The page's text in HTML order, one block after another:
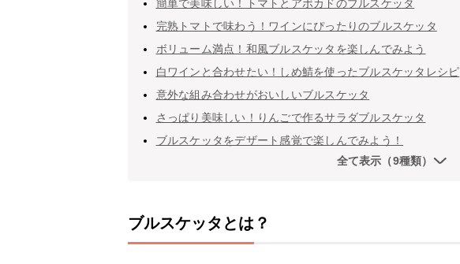
簡単で美味しい！トマトとアボカドのブルスケッタ
完熟トマトで味わう！ワインにぴったりのブルスケッタ
ボリューム満点！和風ブルスケッタを楽しんでみよう
白ワインと合わせたい！しめ鯖を使ったブルスケッタレシピ
意外な組み合わせがおいしいブルスケッタ
さっぱり美味しい！りんごで作るサラダブルスケッタ
ブルスケッタをデザート感覚で楽しんでみよう！
全て表示（9種類）
ブルスケッタとは？